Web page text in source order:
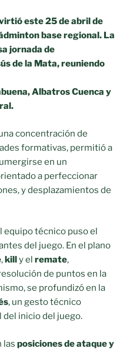
este 25 de abril de
base regional. La
jornada de
de la Mata, reuniendo
Albatros Cuenca y
concentración de
formativas, permitió a
en un
a perfeccionar
y desplazamientos de
equipo técnico puso el
del juego. En el plano
, kill y el remate,
de puntos en la
se profundizó en la
, un gesto técnico
inicio del juego.
las posiciones de ataque y